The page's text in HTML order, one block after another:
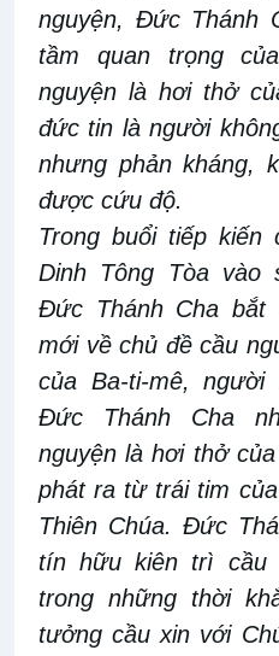
nguyện, Đức Thánh
tầm quan trọng
nguyện là hơi thở
đức tin là người
nhưng phản kháng,
được cứu độ.
Trong buổi tiếp
Dinh Tông Tòa vào
Đức Thánh Cha bắt
mới về chủ đề cầu
của Ba-ti-mê, người
Đức Thánh Cha
nguyện là hơi thở
phát ra từ trái tim
Thiên Chúa. Đức
tín hữu kiên trì cầu
trong những thời
tưởng cầu xin với